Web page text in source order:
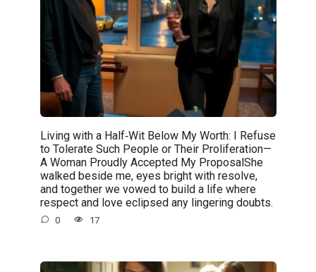
Living with a Half‑Wit Below My Worth: I Refuse
to Tolerate Such People or Their Proliferation—
A Woman Proudly Accepted My ProposalShe
walked beside me, eyes bright with resolve,
and together we vowed to build a life where
respect and love eclipsed any lingering doubts.
0 17